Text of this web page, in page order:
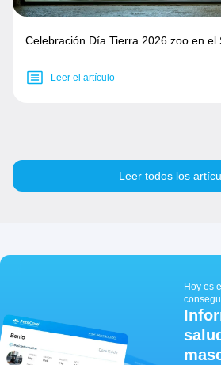
Celebración Día Tierra 2026 zoo en el
Leer el artículo
Leer todos los
Hoy es